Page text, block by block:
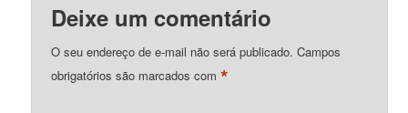
Deixe um comentário
O seu endereço de e-mail não será publicado. Campos
obrigatórios são marcados com*